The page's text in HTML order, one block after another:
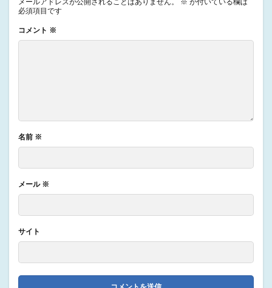
メールアドレスが公開されることはありません。 ※ が付いている欄は
必須項目です
コメント ※
名前 ※
メール ※
サイト